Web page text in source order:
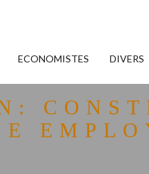
ECONOMISTES DIVERS